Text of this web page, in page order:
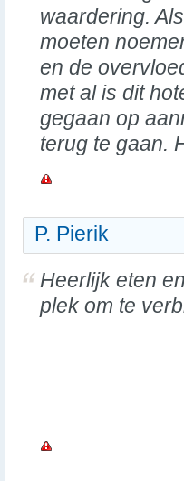
waardering.
moeten
en de
met al is dit
gegaan op
terug te gaan.
P. Pierik
Heerlijk eten
plek om te